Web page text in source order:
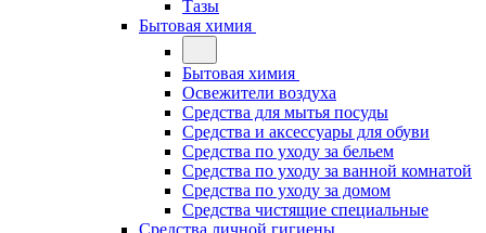
Тазы
Бытовая химия
Бытовая химия
Освежители воздуха
Средства для мытья посуды
Средства и аксессуары для обуви
Средства по уходу за бельем
Средства по уходу за ванной комнатой
Средства по уходу за домом
Средства чистящие специальные
Средства личной гигиены